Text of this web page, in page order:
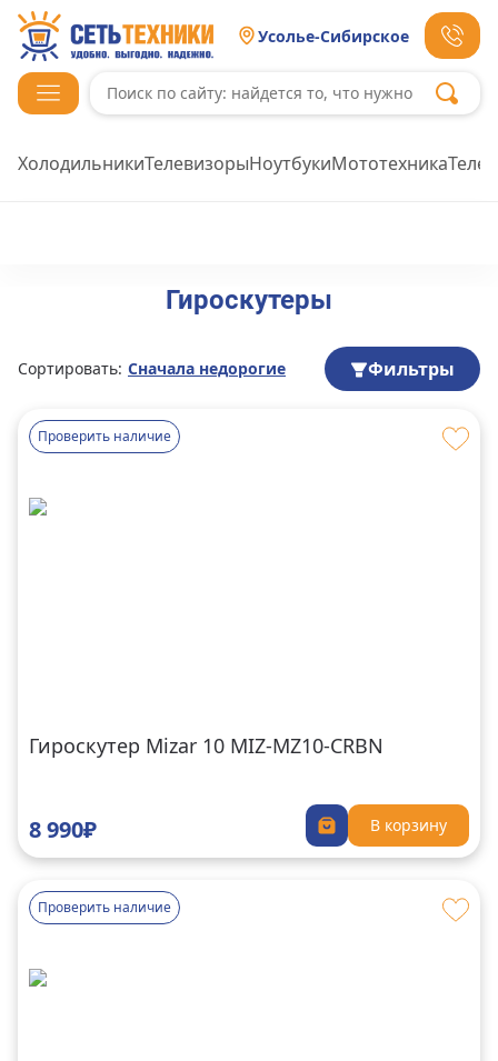
Усолье-Сибирское
ХолодильникиТелевизорыНоутбукиМототехника
Гироскутеры
Сортировать: Сначала недорогие Фильтры
Проверить наличие
Гироскутер Mizar 10 MIZ-MZ10-CRBN
8 990₽ В корзину
Проверить наличие